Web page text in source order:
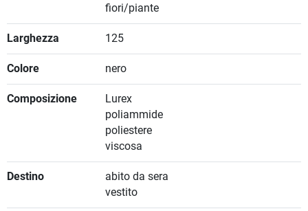
fiori/piante
Larghezza 125
Colore nero
Composizione
Lurex
poliammide
poliestere
viscosa
Destino
abito da sera
vestito